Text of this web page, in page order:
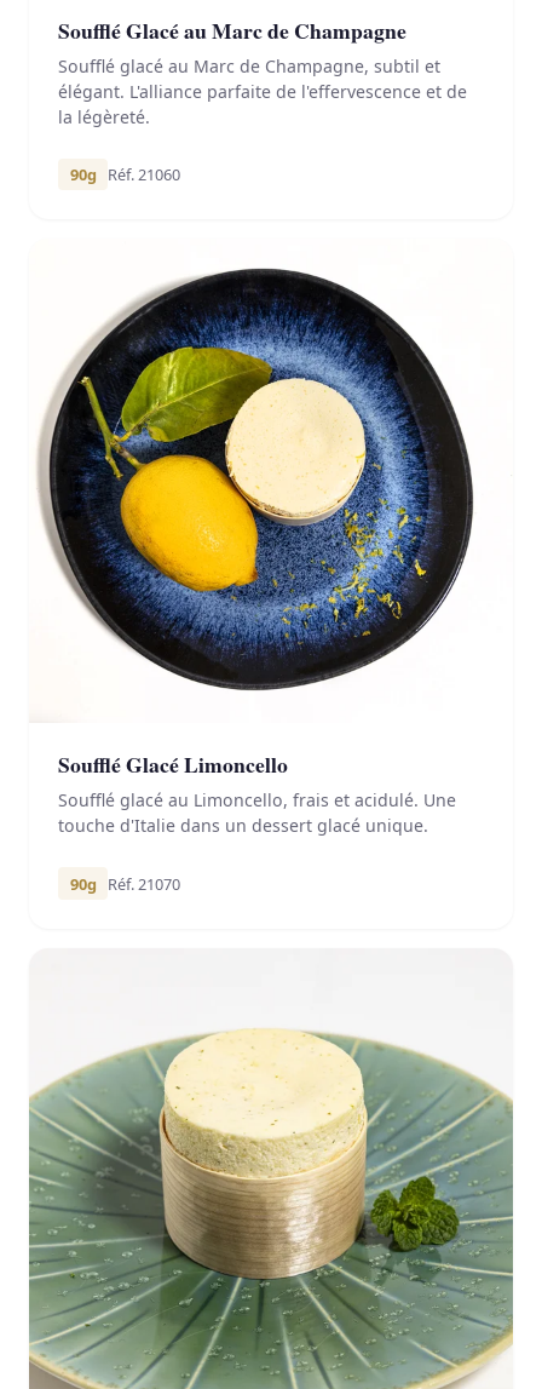
Soufflé Glacé au Marc de Champagne
Soufflé glacé au Marc de Champagne, subtil et
élégant. L'alliance parfaite de l'effervescence et de
la légèreté.
90g Réf. 21060
Soufflé Glacé Limoncello
Soufflé glacé au Limoncello, frais et acidulé. Une
touche d'Italie dans un dessert glacé unique.
90g Réf. 21070